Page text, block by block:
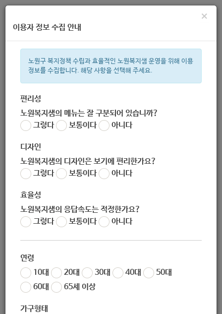
주간 인기검색어
한눈으로 보는 복지 정보
×
이용자 정보 수집 안내
노원구 복지정책 수립과 효율적인 노원복지샘 운영을 위해 이용
정보를 수집합니다. 해당 사항을 선택해 주세요.
편리성
노원복지샘의 메뉴는 잘 구분되어 있습니까?
그렇다
보통이다 아니다
디자인
노원복지샘의 디자인은 보기에 편리한가요?
그렇다
보통이다 아니다
효율성
노원복지샘의 응답속도는 적정한가요?
그렇다
보통이다 아니다
연령
10대
20대 30대 40대
50대
60대
65세 이상
가구형태
[1인가구지원사업 : 중장년기 1
인가구 집단상담]
지원대상